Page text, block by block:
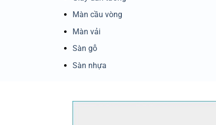
Màn cầu vòng
Màn vải
Sàn gỗ
Sàn nhựa